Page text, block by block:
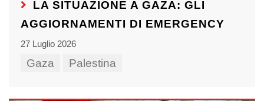
LA SITUAZIONE A GAZA: GLI
AGGIORNAMENTI DI EMERGENCY
27 Luglio 2026
Gaza Palestina